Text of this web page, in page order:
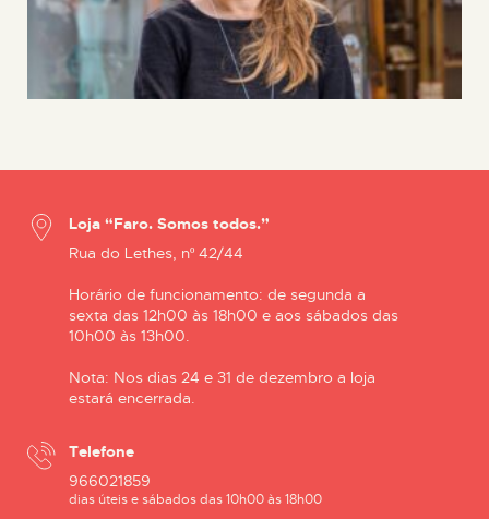
Loja “Faro. Somos todos.”
Rua do Lethes, nº 42/44
Horário de funcionamento: de segunda a
sexta das 12h00 às 18h00 e aos sábados das
10h00 às 13h00.
Nota: Nos dias 24 e 31 de dezembro a loja
estará encerrada.
Telefone
966021859
dias úteis e sábados das 10h00 às 18h00